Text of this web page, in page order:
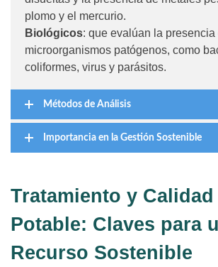
plomo y el mercurio.
Biológicos: que evalúan la presencia
microorganismos patógenos, como
coliformes, virus y parásitos.
Métodos de Análisis
Importancia en la Gestión Sostenible
Tratamiento y
Potable: Claves para
Recurso Sostenible